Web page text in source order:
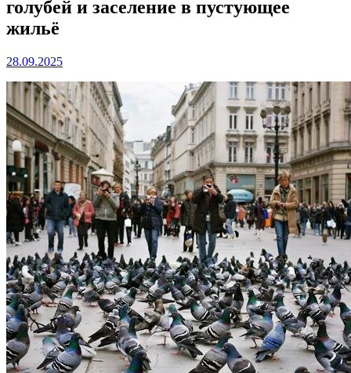
голубей и заселение в пустующее
жильё
28.09.2025